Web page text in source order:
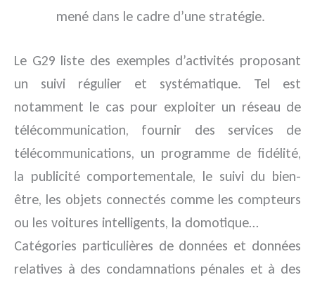
mené dans le cadre d’une stratégie.
Le G29 liste des exemples d’activités proposant
un suivi régulier et systématique. Tel est
notamment le cas pour exploiter un réseau de
télécommunication, fournir des services de
télécommunications, un programme de fidélité,
la publicité comportementale, le suivi du bien-
être, les objets connectés comme les compteurs
ou les voitures intelligents, la domotique…
Catégories particulières de données et données
relatives à des condamnations pénales et à des